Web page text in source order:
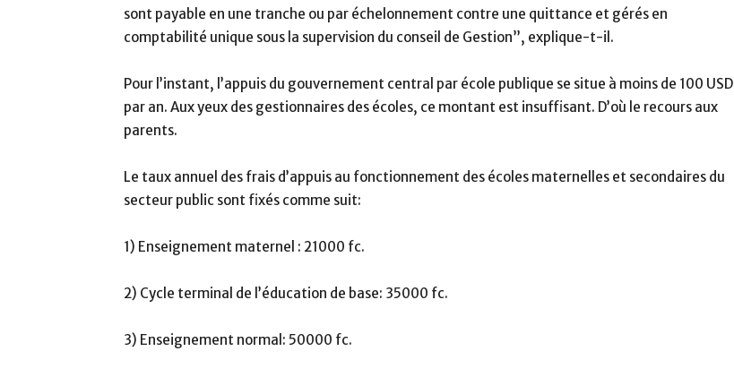
sont payable en une tranche ou par échelonnement contre une quittance et gérés en
comptabilité unique sous la supervision du conseil de Gestion”, explique-t-il.
Pour l’instant, l’appuis du gouvernement central par école publique se situe à moins de 100 USD
par an. Aux yeux des gestionnaires des écoles, ce montant est insuffisant. D’où le recours aux
parents.
Le taux annuel des frais d’appuis au fonctionnement des écoles maternelles et secondaires du
secteur public sont fixés comme suit:
1) Enseignement maternel : 21000 fc.
2) Cycle terminal de l’éducation de base: 35000 fc.
3) Enseignement normal: 50000 fc.